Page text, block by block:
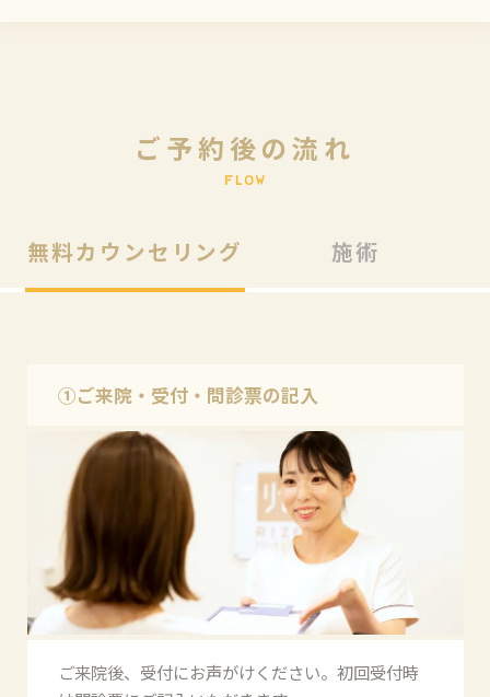
ご 予約 後の流 れ
F L OW
無料カウンセリング 施術
①ご来院・受付・問診票の記入
ご来院後、受付にお声がけください。初回受付時